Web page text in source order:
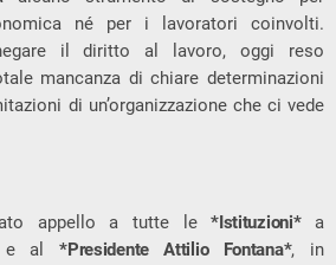
né per i lavoratori coinvolti.
il diritto al lavoro, oggi reso
mancanza di chiare determinazioni
di un’organizzazione che ci vede
appello a tutte le*Istituzioni*a
e al*Presidente Attilio Fontana*, in